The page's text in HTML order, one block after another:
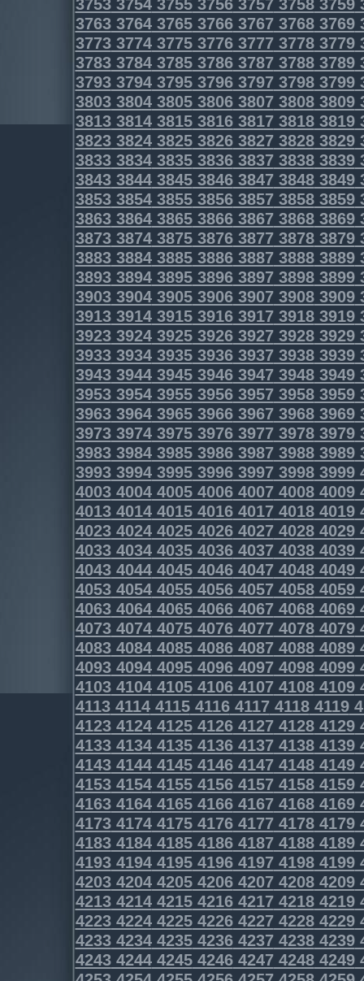
3763376437653766376737683769
3773377437753776377737783779
3783378437853786378737883789
3793379437953796379737983799
3803380438053806380738083809
3813381438153816381738183819
3823382438253826382738283829
3833383438353836383738383839
3843384438453846384738483849
3853385438553856385738583859
3863386438653866386738683869
3873387438753876387738783879
3883388438853886388738883889
3893389438953896389738983899
3903390439053906390739083909
3913391439153916391739183919
3923392439253926392739283929
3933393439353936393739383939
3943394439453946394739483949
3953395439553956395739583959
3963396439653966396739683969
3973397439753976397739783979
3983398439853986398739883989
3993399439953996399739983999
4003400440054006400740084009
4013401440154016401740184019
4023402440254026402740284029
4033403440354036403740384039
4043404440454046404740484049
4053405440554056405740584059
4063406440654066406740684069
4073407440754076407740784079
4083408440854086408740884089
4093409440954096409740984099
4103410441054106410741084109
4113411441154116411741184119
4123412441254126412741284129
4133413441354136413741384139
4143414441454146414741484149
4153415441554156415741584159
4163416441654166416741684169
4173417441754176417741784179
4183418441854186418741884189
4193419441954196419741984199
4203420442054206420742084209
4213421442154216421742184219
4223422442254226422742284229
4233423442354236423742384239
4243424442454246424742484249